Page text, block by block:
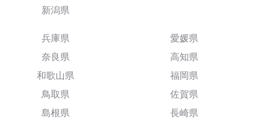
新潟県
兵庫県
奈良県
和歌山県
鳥取県
島根県
愛媛県
高知県
福岡県
佐賀県
長崎県